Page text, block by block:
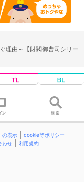
理由～【財閥御曹司シリー
の表示
cookie等ポリシー
わせ 利用規約